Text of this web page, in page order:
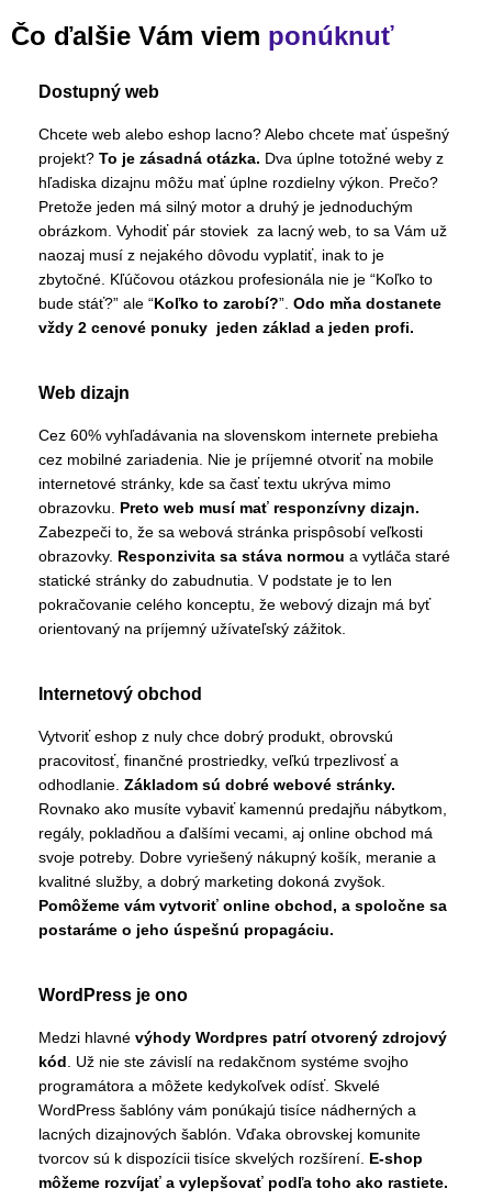
Čo ďalšie Vám viem ponúknuť
Dostupný web
Chcete web alebo eshop lacno? Alebo chcete mať úspešný
projekt? To je zásadná otázka. Dva úplne totožné weby z
hľadiska dizajnu môžu mať úplne rozdielny výkon. Prečo?
Pretože jeden má silný motor a druhý je jednoduchým
obrázkom. Vyhodiť pár stoviek za lacný web, to sa Vám už
naozaj musí z nejakého dôvodu vyplatiť, inak to je
zbytočné. Kľúčovou otázkou profesionála nie je “Koľko to
bude stáť?” ale “Koľko to zarobí?”. Odo mňa dostanete
vždy 2 cenové ponuky jeden základ a jeden profi.
Web dizajn
Cez 60% vyhľadávania na slovenskom internete prebieha
cez mobilné zariadenia. Nie je príjemné otvoriť na mobile
internetové stránky, kde sa časť textu ukrýva mimo
obrazovku. Preto web musí mať responzívny dizajn.
Zabezpeči to, že sa webová stránka prispôsobí veľkosti
obrazovky. Responzivita sa stáva normou a vytláča staré
statické stránky do zabudnutia. V podstate je to len
pokračovanie celého konceptu, že webový dizajn má byť
orientovaný na príjemný užívateľský zážitok.
Internetový obchod
Vytvoriť eshop z nuly chce dobrý produkt, obrovskú
pracovitosť, finančné prostriedky, veľkú trpezlivosť a
odhodlanie. Základom sú dobré webové stránky.
Rovnako ako musíte vybaviť kamennú predajňu nábytkom,
regály, pokladňou a ďalšími vecami, aj online obchod má
svoje potreby. Dobre vyriešený nákupný košík, meranie a
kvalitné služby, a dobrý marketing dokoná zvyšok.
Pomôžeme vám vytvoriť online obchod, a spoločne sa
postaráme o jeho úspešnú propagáciu.
WordPress je ono
Medzi hlavné výhody Wordpres patrí otvorený zdrojový
kód. Už nie ste závislí na redakčnom systéme svojho
programátora a môžete kedykoľvek odísť. Skvelé
WordPress šablóny vám ponúkajú tisíce nádherných a
lacných dizajnových šablón. Vďaka obrovskej komunite
tvorcov sú k dispozícii tisíce skvelých rozšírení. E-shop
môžeme rozvíjať a vylepšovať podľa toho ako rastiete.